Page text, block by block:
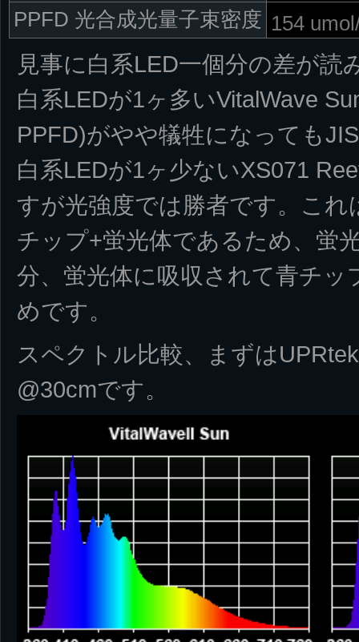
PPFD 光合成光量子束密度 154
見事に白系LED一個分の差が読
白系LEDが1ヶ多いVitalWave
PPFD)がやや犠牲になっても
白系LEDが1ヶ少ないXS071
すが光強度では勝者です。これ
チップ+蛍光体であるため、蛍
分、蛍光体に吸収されて青チッ
めです。
スペクトル比較、まずは
@30cmです。